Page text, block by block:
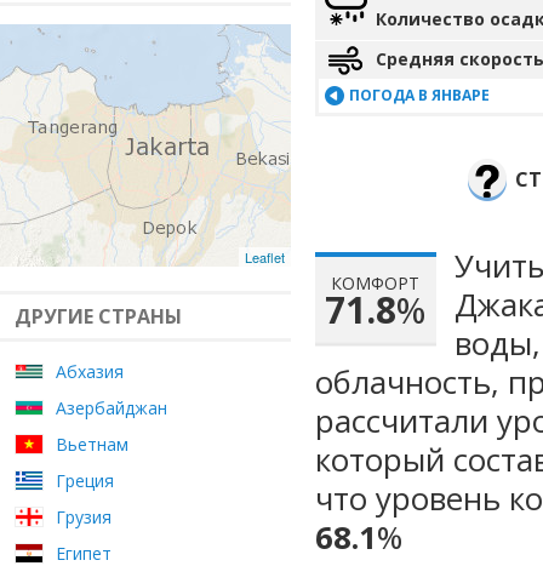
Leaflet
ДРУГИЕ СТРАНЫ
Абхазия
Азербайджан
Вьетнам
Греция
Грузия
Египет
Количество
Средняя
ПОГОДА В ЯНВАРЕ
КОМФОРТ
71.8%
облачность,
рассчитали
который
что уровень
68.1%